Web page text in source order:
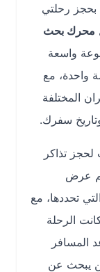
بحث
مع
سفرك.
مع
عن